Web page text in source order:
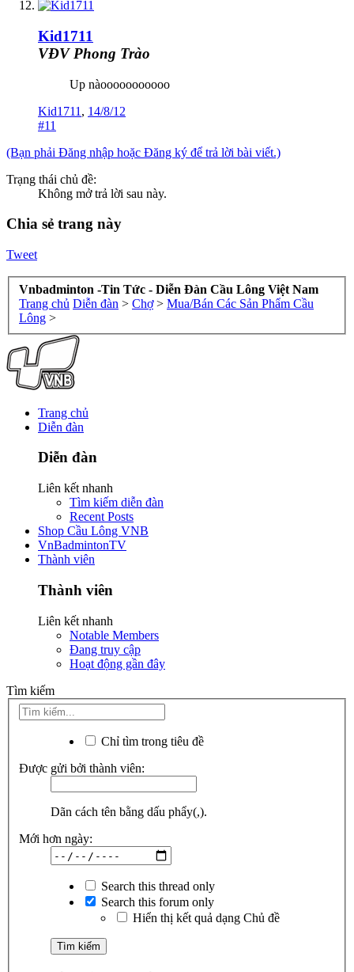
Kid1711
VĐV Phong Trào
Up nàooooooooooo
Kid1711 , 14/8/12
#11
(Bạn phải Đăng nhập hoặc Đăng ký để trả lời bài viết.)
Trạng thái chủ đề:
Không mở trả lời sau này.
Chia sẻ trang này
Tweet
Vnbadminton -Tin Tức - Diễn Đàn Cầu Lông Việt Nam
Trang chủ Diễn đàn > Chợ > Mua/Bán Các Sản Phẩm Cầu
Lông >
Trang chủ
Diễn đàn
Diễn đàn
Liên kết nhanh
Tìm kiếm diễn đàn
Recent Posts
Shop Cầu Lông VNB
VnBadmintonTV
Thành viên
Thành viên
Liên kết nhanh
Notable Members
Đang truy cập
Hoạt động gần đây
Tìm kiếm
Chỉ tìm trong tiêu đề
Được gửi bởi thành viên:
Dãn cách tên bằng dấu phẩy(,).
Mới hơn ngày:
Search this thread only
Search this forum only
Hiển thị kết quả dạng Chủ đề